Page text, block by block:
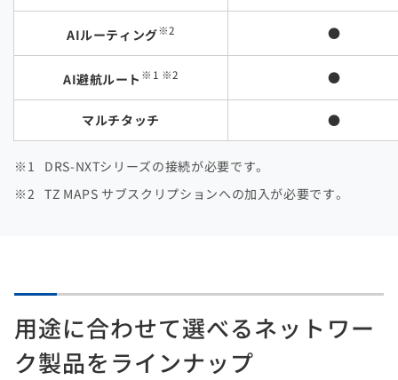
AIルーティング※2 ●
AI避航ルート ※1 ※2 ●
マルチタッチ ●
DRS-NXTシリーズの接続が必要です。
TZ MAPS サブスクリプションへの加入が必要です。
用途に合わせて選べるネットワー
ク製品をラインナップ